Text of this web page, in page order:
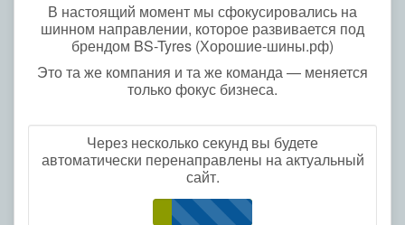
В настоящий момент мы сфокусировались на
шинном направлении, которое развивается под
брендом BS-Tyres (Хорошие-шины.рф)
Это та же компания и та же команда — меняется
только фокус бизнеса.
Через несколько секунд вы будете
автоматически перенаправлены на актуальный
сайт.